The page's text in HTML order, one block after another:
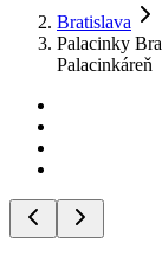
Bratislava
Palacinky
Palacinkáreň